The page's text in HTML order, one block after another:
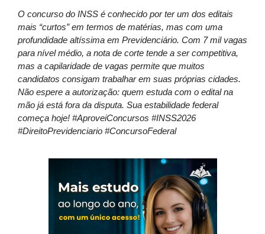
O concurso do INSS é conhecido por ter um dos editais
mais “curtos” em termos de matérias, mas com uma
profundidade altíssima em Previdenciário. Com 7 mil vagas
para nível médio, a nota de corte tende a ser competitiva,
mas a capilaridade de vagas permite que muitos
candidatos consigam trabalhar em suas próprias cidades.
Não espere a autorização: quem estuda com o edital na
mão já está fora da disputa. Sua estabilidade federal
começa hoje! #AproveiConcursos #INSS2026
#DireitoPrevidenciario #ConcursoFederal